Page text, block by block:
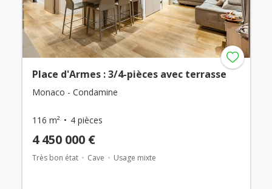
Place d'Armes : 3/4-pièces avec terrasse
Monaco - Condamine
116 m² 4 pièces
4 450 000 €
Très bon état Cave Usage mixte